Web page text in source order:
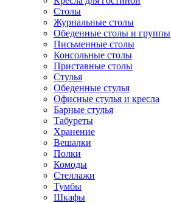
Столы
Журнальные столы
Обеденные столы и группы
Письменные столы
Консольные столы
Приставные столы
Стулья
Обеденные стулья
Офисные стулья и кресла
Барные стулья
Табуреты
Хранение
Вешалки
Полки
Комоды
Стеллажи
Тумбы
Шкафы